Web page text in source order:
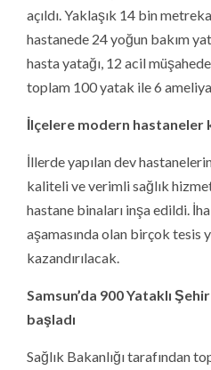
açıldı. Yaklaşık 14 bin
hastanede 24 yoğun bakım
hasta yatağı, 12 acil
toplam 100 yatak ile 6
İlçelere modern hastaneler
İllerde yapılan dev
kaliteli ve verimli sağlık
hastane binaları inşa edildi.
aşamasında olan birçok tesis
kazandırılacak.
Samsun’da 900 Yataklı
başladı
Sağlık Bakanlığı tarafından